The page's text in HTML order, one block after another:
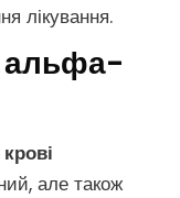
лікування.
альфа-
але також